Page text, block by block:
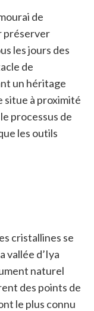
de
préserver
les jours des
de
un héritage
situe à proximité
processus de
les outils
cristallines se
vallée d’Iya
naturel
des points de
le plus connu